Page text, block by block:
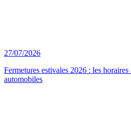
27/07/2026
Fermetures estivales 2026 : les horaires
automobiles